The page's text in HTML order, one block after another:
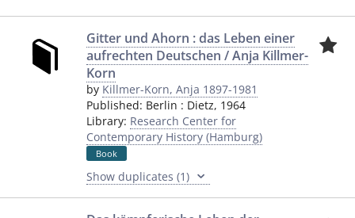
Gitter und Ahorn : das Leben einer
aufrechten Deutschen / Anja Killmer-
Korn
by Killmer-Korn, Anja 1897-1981
Published: Berlin : Dietz, 1964
Library: Research Center for
Contemporary History (Hamburg)
Book
Show duplicates (1)